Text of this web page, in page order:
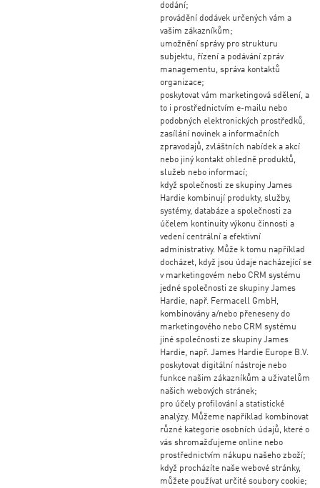
dodání;
provádění dodávek určených vám a
vašim zákazníkům;
umožnění správy pro strukturu
subjektu, řízení a podávání zpráv
managementu, správa kontaktů
organizace;
poskytovat vám marketingová sdělení, a
to i prostřednictvím e-mailu nebo
podobných elektronických prostředků,
zasílání novinek a informačních
zpravodajů, zvláštních nabídek a akcí
nebo jiný kontakt ohledně produktů,
služeb nebo informací;
když společnosti ze skupiny James
Hardie kombinují produkty, služby,
systémy, databáze a společnosti za
účelem kontinuity výkonu činnosti a
vedení centrální a efektivní
administrativy. Může k tomu například
docházet, když jsou údaje nacházející se
v marketingovém nebo CRM systému
jedné společnosti ze skupiny James
Hardie, např. Fermacell GmbH,
kombinovány a/nebo přeneseny do
marketingového nebo CRM systému
jiné společnosti ze skupiny James
Hardie, např. James Hardie Europe B.V.
poskytovat digitální nástroje nebo
funkce našim zákazníkům a uživatelům
našich webových stránek;
pro účely profilování a statistické
analýzy. Můžeme například kombinovat
různé kategorie osobních údajů, které o
vás shromažďujeme online nebo
prostřednictvím nákupu našeho zboží;
když procházíte naše webové stránky,
můžete používat určité soubory cookie;